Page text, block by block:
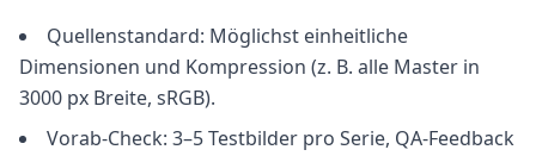
Quellenstandard: Möglichst einheitliche
Dimensionen und Kompression (z. B. alle Master in
3000 px Breite, sRGB).
Vorab-Check: 3–5 Testbilder pro Serie, QA-Feedback